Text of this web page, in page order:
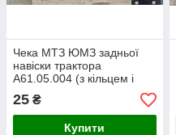
Чека МТЗ ЮМЗ задньої
навіски трактора
А61.05.004 (з кільцем і
ланцюжком
25 ₴
Купити